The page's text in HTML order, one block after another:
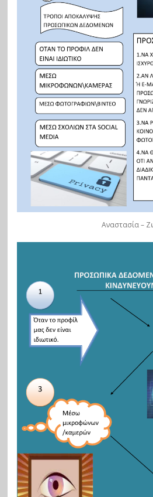
Αναστασία –